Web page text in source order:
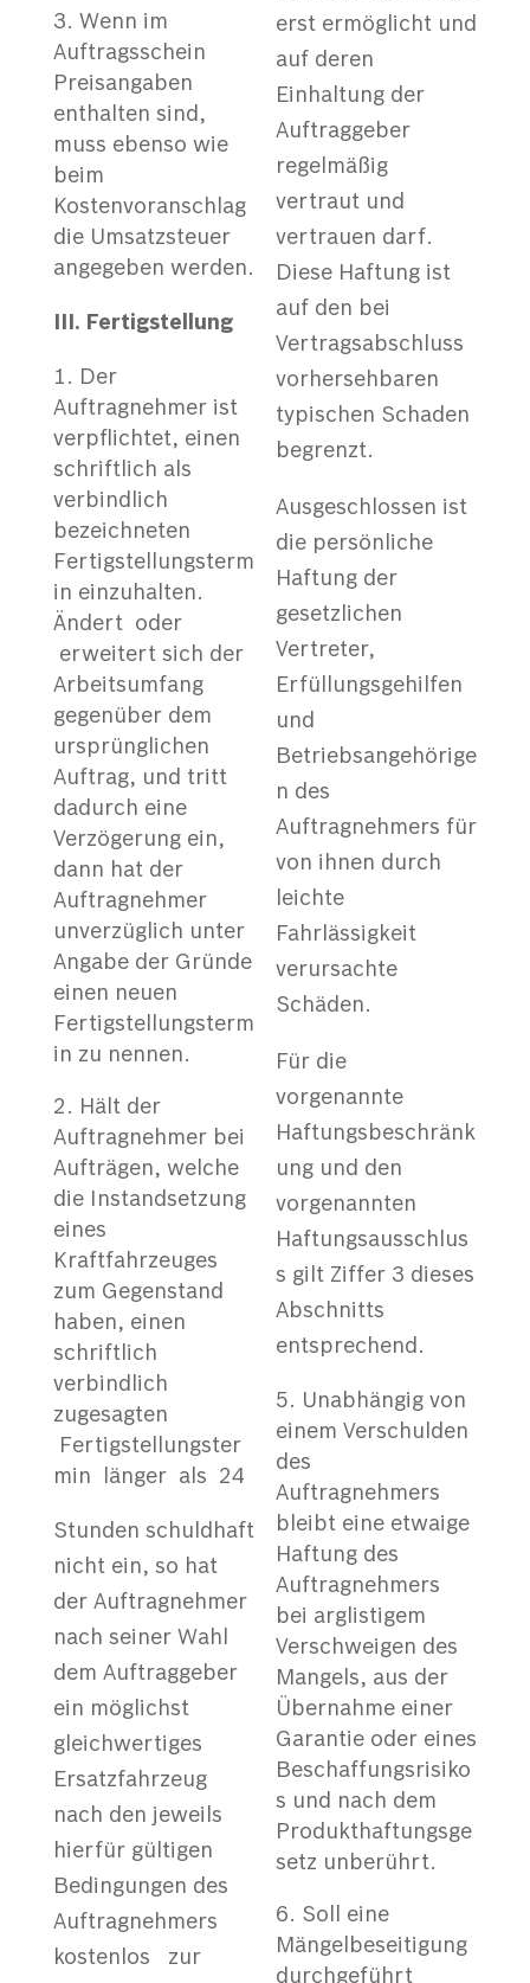
Wenn im
Auftragsschein
Preisangaben
enthalten sind,
muss ebenso wie
beim
Kostenvoranschlag
die Umsatzsteuer
angegeben werden.
III. Fertigstellung
Der
Auftragnehmer ist
verpflichtet, einen
schriftlich als
verbindlich
bezeichneten
Fertigstellungsterm
in einzuhalten.
Ändert oder
erweitert sich der
Arbeitsumfang
gegenüber dem
ursprünglichen
Auftrag, und tritt
dadurch eine
Verzögerung ein,
dann hat der
Auftragnehmer
unverzüglich unter
Angabe der Gründe
einen neuen
Fertigstellungsterm
in zu nennen.
Hält der
Auftragnehmer bei
Aufträgen, welche
die Instandsetzung
eines
Kraftfahrzeuges
zum Gegenstand
haben, einen
schriftlich
verbindlich
zugesagten
Fertigstellungster
min länger als 24
Stunden schuldhaft
nicht ein, so hat
der Auftragnehmer
nach seiner Wahl
dem Auftraggeber
ein möglichst
gleichwertiges
Ersatzfahrzeug
nach den jeweils
hierfür gültigen
Bedingungen des
Auftragnehmers
kostenlos zur
erst ermöglicht und
auf deren
Einhaltung der
Auftraggeber
regelmäßig
vertraut und
vertrauen darf.
Diese Haftung ist
auf den bei
Vertragsabschluss
vorhersehbaren
typischen Schaden
begrenzt.
Ausgeschlossen ist
die persönliche
Haftung der
gesetzlichen
Vertreter,
Erfüllungsgehilfen
und
Betriebsangehörige
n des
Auftragnehmers für
von ihnen durch
leichte
Fahrlässigkeit
verursachte
Schäden.
Für die
vorgenannte
Haftungsbeschränk
ung und den
vorgenannten
Haftungsausschlus
s gilt Ziffer 3 dieses
Abschnitts
entsprechend.
Unabhängig von
einem Verschulden
des
Auftragnehmers
bleibt eine etwaige
Haftung des
Auftragnehmers
bei arglistigem
Verschweigen des
Mangels, aus der
Übernahme einer
Garantie oder eines
Beschaffungsrisiko
s und nach dem
Produkthaftungsge
setz unberührt.
Soll eine
Mängelbeseitigung
durchgeführt